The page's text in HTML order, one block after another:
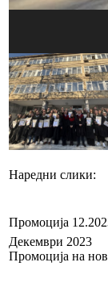
Наредни слики:
Промоција
Декември 2023
Промоција на